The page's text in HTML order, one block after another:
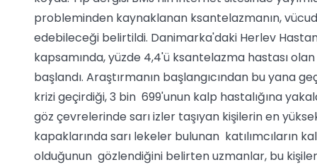
probleminden kaynaklanan ksantelazmanın,
edebileceği belirtildi. Danimarka'daki Herlev
kapsamında, yüzde 4,4'ü ksantelazma hastası
başlandı. Araştırmanın başlangıcından bu yana
krizi geçirdiği, 3 bin 699'unun kalp hastalığına
göz çevrelerinde sarı izler taşıyan kişilerin en
kapaklarında sarı lekeler bulunan katılımcıların
olduğunun gözlendiğini belirten uzmanlar, bu